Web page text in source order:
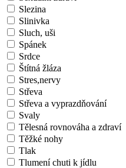
Slezina
Slinivka
Sluch, uši
Spánek
Srdce
Štítná žláza
Stres,nervy
Střeva
Střeva a vyprazdňování
Svaly
Tělesná rovnováha a zdraví
Těžké nohy
Tlak
Tlumení chuti k jídlu